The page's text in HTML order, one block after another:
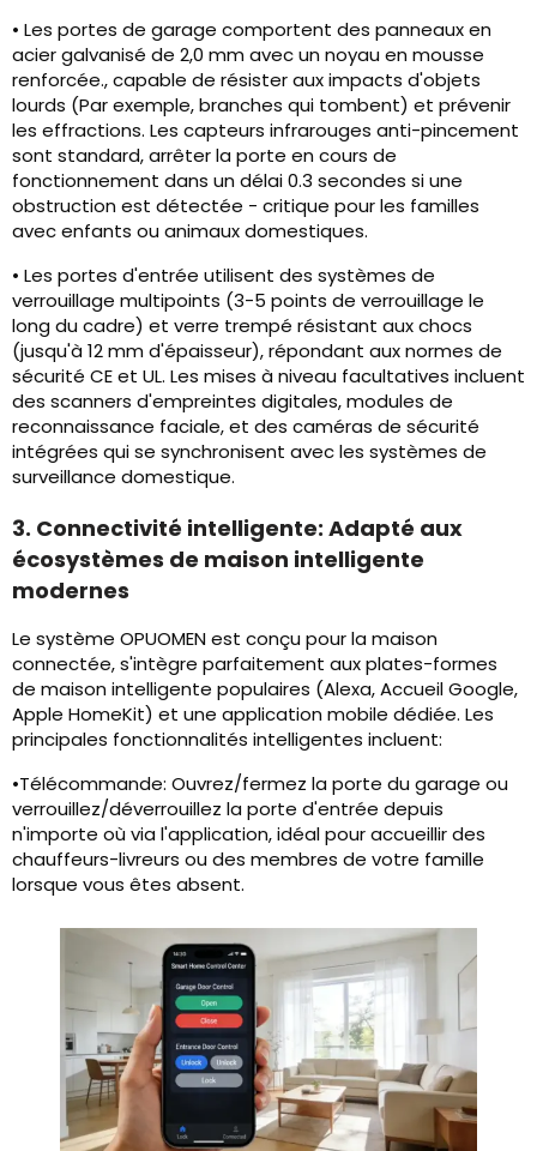
• Les portes de garage comportent des panneaux en
acier galvanisé de 2,0 mm avec un noyau en mousse
renforcée., capable de résister aux impacts d'objets
lourds (Par exemple, branches qui tombent) et prévenir
les effractions. Les capteurs infrarouges anti-pincement
sont standard, arrêter la porte en cours de
fonctionnement dans un délai 0.3 secondes si une
obstruction est détectée - critique pour les familles
avec enfants ou animaux domestiques.
• Les portes d'entrée utilisent des systèmes de
verrouillage multipoints (3-5 points de verrouillage le
long du cadre) et verre trempé résistant aux chocs
(jusqu'à 12 mm d'épaisseur), répondant aux normes de
sécurité CE et UL. Les mises à niveau facultatives incluent
des scanners d'empreintes digitales, modules de
reconnaissance faciale, et des caméras de sécurité
intégrées qui se synchronisent avec les systèmes de
surveillance domestique.
3. Connectivité intelligente: Adapté aux
écosystèmes de maison intelligente
modernes
Le système OPUOMEN est conçu pour la maison
connectée, s'intègre parfaitement aux plates-formes
de maison intelligente populaires (Alexa, Accueil Google,
Apple HomeKit) et une application mobile dédiée. Les
principales fonctionnalités intelligentes incluent:
•Télécommande: Ouvrez/fermez la porte du garage ou
verrouillez/déverrouillez la porte d'entrée depuis
n'importe où via l'application, idéal pour accueillir des
chauffeurs-livreurs ou des membres de votre famille
lorsque vous êtes absent.